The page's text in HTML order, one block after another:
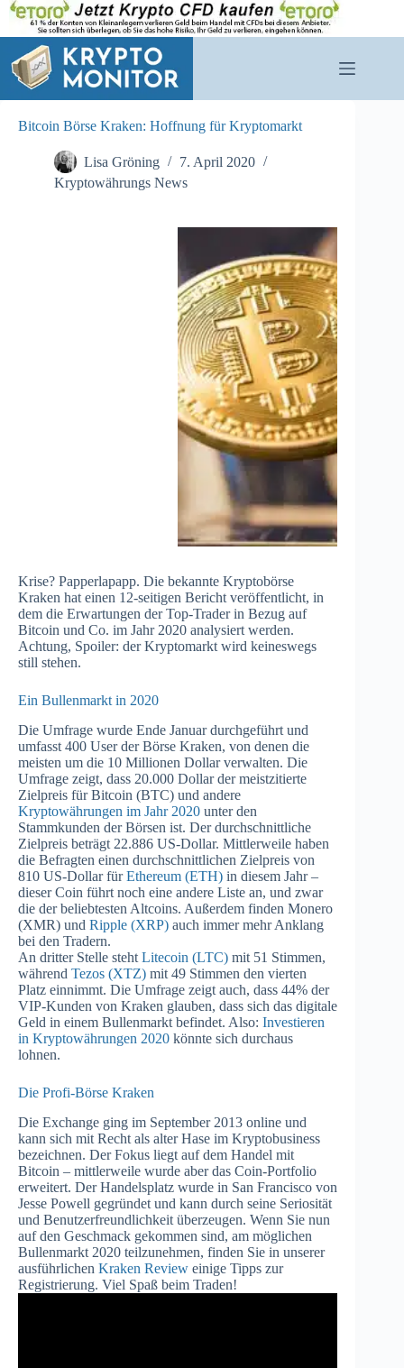
Zum
Inhalt
springen
Bitcoin Börse Kraken: Hoffnung für Kryptomarkt
Lisa Gröning
7. April 2020
Kryptowährungs News
Krise? Papperlapapp. Die bekannte Kryptobörse
Kraken hat einen 12-seitigen Bericht veröffentlicht, in
dem die Erwartungen der Top-Trader in Bezug auf
Bitcoin und Co. im Jahr 2020 analysiert werden.
Achtung, Spoiler: der Kryptomarkt wird keineswegs
still stehen.
Ein Bullenmarkt in 2020
Die Umfrage wurde Ende Januar durchgeführt und
umfasst 400 User der Börse Kraken, von denen die
meisten um die 10 Millionen Dollar verwalten. Die
Umfrage zeigt, dass 20.000 Dollar der meistzitierte
Zielpreis für Bitcoin (BTC) und andere
Kryptowährungen im Jahr 2020 unter den
Stammkunden der Börsen ist. Der durchschnittliche
Zielpreis beträgt 22.886 US-Dollar. Mittlerweile haben
die Befragten einen durchschnittlichen Zielpreis von
810 US-Dollar fürEthereum (ETH) in diesem Jahr –
dieser Coin führt noch eine andere Liste an, und zwar
die der beliebtesten Altcoins. Außerdem finden Monero
(XMR) und Ripple (XRP) auch immer mehr Anklang
bei den Tradern.
An dritter Stelle steht Litecoin (LTC) mit 51 Stimmen,
während Tezos (XTZ) mit 49 Stimmen den vierten
Platz einnimmt. Die Umfrage zeigt auch, dass 44% der
VIP-Kunden von Kraken glauben, dass sich das digitale
Geld in einem Bullenmarkt befindet. Also: Investieren
in Kryptowährungen 2020 könnte sich durchaus
lohnen.
Die Profi-Börse Kraken
Die Exchange ging im September 2013 online und
kann sich mit Recht als alter Hase im Kryptobusiness
bezeichnen. Der Fokus liegt auf dem Handel mit
Bitcoin – mittlerweile wurde aber das Coin-Portfolio
erweitert. Der Handelsplatz wurde in San Francisco von
Jesse Powell gegründet und kann durch seine Seriosität
und Benutzerfreundlichkeit überzeugen. Wenn Sie nun
auf den Geschmack gekommen sind, am möglichen
Bullenmarkt 2020 teilzunehmen, finden Sie in unserer
ausführlichen Kraken Review einige Tipps zur
Registrierung. Viel Spaß beim Traden!